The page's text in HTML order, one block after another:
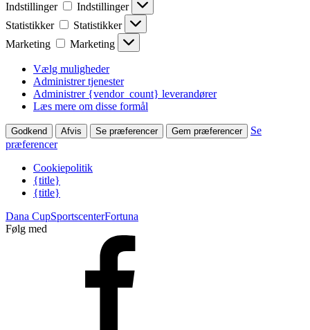
Indstillinger
Indstillinger
Statistikker
Statistikker
Marketing
Marketing
Vælg muligheder
Administrer tjenester
Administrer {vendor_count} leverandører
Læs mere om disse formål
Godkend Afvis Se præferencer Gem præferencer
Se
præferencer
Cookiepolitik
{title}
{title}
Dana CupSportscenterFortuna
Følg med